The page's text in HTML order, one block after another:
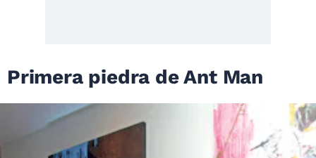
Primera piedra de Ant Man